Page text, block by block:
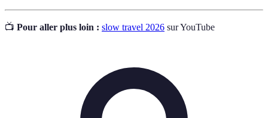
📺 Pour aller plus loin : slow travel 2026 sur YouTube